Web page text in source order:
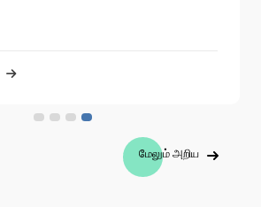
மேலும் அறிய